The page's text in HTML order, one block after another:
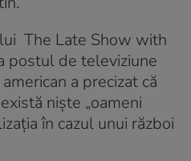
The Late Show with
postul de televiziune
a precizat că
niște „oameni
în cazul unui război